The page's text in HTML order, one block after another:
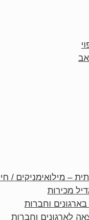
– מילואימניקים /
מכירות
וחברות
לארגונים וחברות